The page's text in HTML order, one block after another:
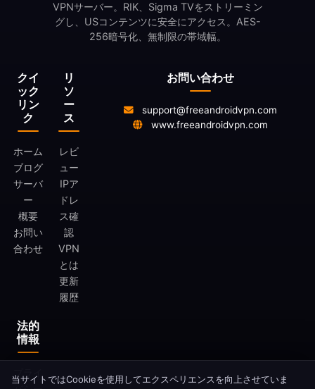
クイ
ック
リン
ク
ホーム
ブログ
サーバ
ー
概要
お問い
合わせ
リ
ソ
ー
ス
レビ
ュー
IPア
ドレ
ス確
認
VPN
とは
更新
履歴
法的
情報
プライ
VPNサーバー。RIK、Sigma TVをストリーミン
グし、USコンテンツに安全にアクセス。AES-
256暗号化、無制限の帯域幅。
お問い合わせ
support@freeandroidvpn.com
www.freeandroidvpn.com
当サイトではCookieを使用してエクスペリエンスを向上させていま